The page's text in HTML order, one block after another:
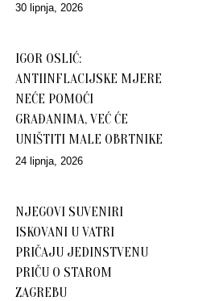
30 lipnja, 2026
IGOR OSLIĆ:
ANTIINFLACIJSKE MJERE
NEĆE POMOĆI
GRAĐANIMA, VEĆ ĆE
UNIŠTITI MALE OBRTNIKE
24 lipnja, 2026
NJEGOVI SUVENIRI
ISKOVANI U VATRI
PRIČAJU JEDINSTVENU
PRIČU O STAROM
ZAGREBU